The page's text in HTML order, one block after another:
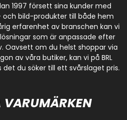
1997 försett sina kunder med
bild-produkter till både hem
erfarenhet av branschen kan vi
som är anpassade efter
Oavsett om du helst shoppar via
av våra butiker, kan vi på BRL
du söker till ett svårslaget pris.